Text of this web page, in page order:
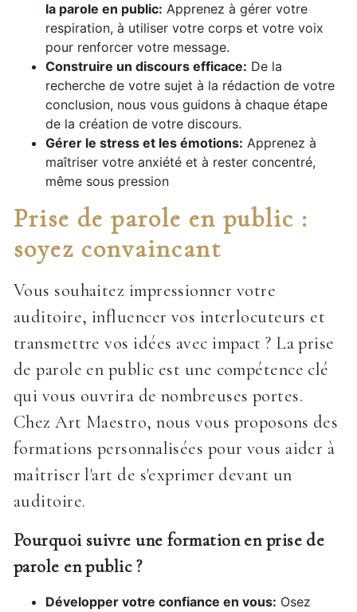
la parole en public: Apprenez à gérer votre
respiration, à utiliser votre corps et votre voix
pour renforcer votre message.
Construire un discours efficace: De la
recherche de votre sujet à la rédaction de votre
conclusion, nous vous guidons à chaque étape
de la création de votre discours.
Gérer le stress et les émotions: Apprenez à
maîtriser votre anxiété et à rester concentré,
même sous pression
Prise de parole en public :
soyez convaincant
Vous souhaitez impressionner votre
auditoire, influencer vos interlocuteurs et
transmettre vos idées avec impact ? La prise
de parole en public est une compétence clé
qui vous ouvrira de nombreuses portes.
Chez Art Maestro, nous vous proposons des
formations personnalisées pour vous aider à
maîtriser l'art de s'exprimer devant un
auditoire.
Pourquoi suivre une formation en prise de
parole en public ?
Développer votre confiance en vous: Osez